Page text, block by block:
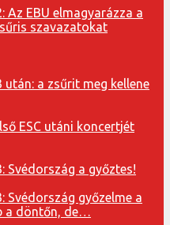
Az EBU elmagyarázza a
szavazatokat
után: a zsűrit meg kellene
ESC utáni koncertjét
Svédország a győztes!
Svédország győzelme a
a döntőn, de…